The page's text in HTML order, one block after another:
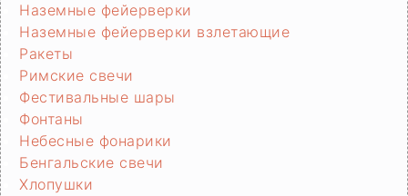
Наземные фейерверки
Наземные фейерверки взлетающие
Ракеты
Римские свечи
Фестивальные шары
Фонтаны
Небесные фонарики
Бенгальские свечи
Хлопушки